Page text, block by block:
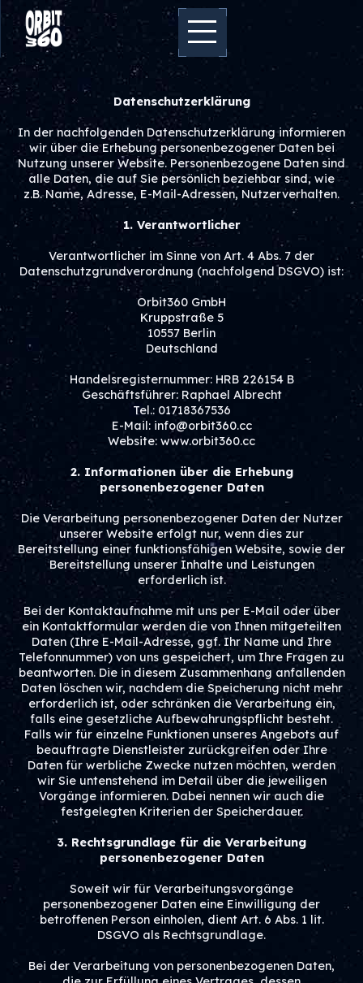
Datenschutzerklärung
In der nachfolgenden Datenschutzerklärung informieren
wir über die Erhebung personenbezogener Daten bei
Nutzung unserer Website. Personenbezogene Daten sind
alle Daten, die auf Sie persönlich beziehbar sind, wie
z.B. Name, Adresse, E-Mail-Adressen, Nutzerverhalten.
1. Verantwortlicher
Verantwortlicher im Sinne von Art. 4 Abs. 7 der
Datenschutzgrundverordnung (nachfolgend DSGVO) ist:
Orbit360 GmbH
Kruppstraße 5
10557 Berlin
Deutschland
Handelsregisternummer: HRB 226154 B
Geschäftsführer: Raphael Albrecht
Tel.: 01718367536
E-Mail: info@orbit360.cc
Website: www.orbit360.cc
2. Informationen über die Erhebung
personenbezogener Daten
Die Verarbeitung personenbezogener Daten der Nutzer
unserer Website erfolgt nur, wenn dies zur
Bereitstellung einer funktionsfähigen Website, sowie der
Bereitstellung unserer Inhalte und Leistungen
erforderlich ist.
Bei der Kontaktaufnahme mit uns per E-Mail oder über
ein Kontaktformular werden die von Ihnen mitgeteilten
Daten (Ihre E-Mail-Adresse, ggf. Ihr Name und Ihre
Telefonnummer) von uns gespeichert, um Ihre Fragen zu
beantworten. Die in diesem Zusammenhang anfallenden
Daten löschen wir, nachdem die Speicherung nicht mehr
erforderlich ist, oder schränken die Verarbeitung ein,
falls eine gesetzliche Aufbewahrungspflicht besteht.
Falls wir für einzelne Funktionen unseres Angebots auf
beauftragte Dienstleister zurückgreifen oder Ihre
Daten für werbliche Zwecke nutzen möchten, werden
wir Sie untenstehend im Detail über die jeweiligen
Vorgänge informieren. Dabei nennen wir auch die
festgelegten Kriterien der Speicherdauer.
3. Rechtsgrundlage für die Verarbeitung
personenbezogener Daten
Soweit wir für Verarbeitungsvorgänge
personenbezogener Daten eine Einwilligung der
betroffenen Person einholen, dient Art. 6 Abs. 1 lit.
DSGVO als Rechtsgrundlage.
Bei der Verarbeitung von personenbezogenen Daten,